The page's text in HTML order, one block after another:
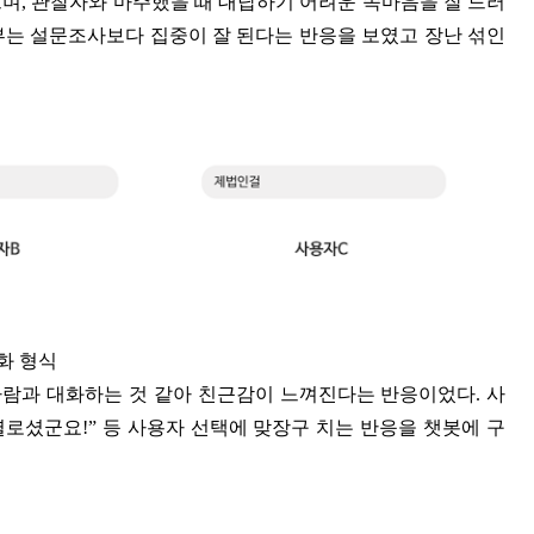
설문조사보다 집중이 잘 된다는 반응을 보였고 장난 섞인
형식
과 대화하는 것 같아 친근감이 느껴진다는 반응이었다. 사
셨군요!” 등 사용자 선택에 맞장구 치는 반응을 챗봇에 구